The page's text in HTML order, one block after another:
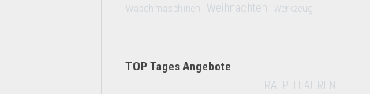
Waschmaschinen Weihnachten Werkzeug
TOP Tages Angebote
RALPH LAUREN